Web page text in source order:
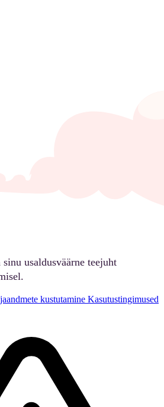
usaldusväärne teejuht
kustutamine Kasutustingimused